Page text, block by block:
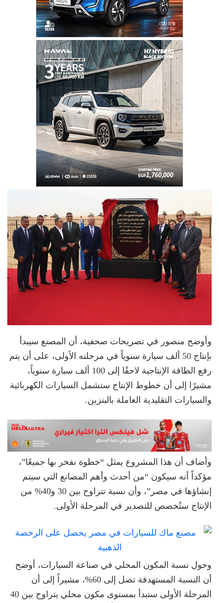
وأوضح منصور في تصريحات صحفية، أن المصنع سيبدأ
بإنتاج 50 ألف سيارة سنوياً في مرحلته الأولى، على أن يتم
رفع الطاقة الإنتاجية لاحقًا إلى 100 ألف سيارة سنوياً،
مشيرًا إلى أن خطوط الإنتاج ستشمل السيارات الكهربائية
والسيارات التقليدية العاملة بالبنزين.
وأضاف أن هذا المشروع يمثل “خطوة نفخر بها جميعًا”،
مؤكداً أنه سيكون “من أحدث وأهم المصانع التي سيتم
إنشاؤها في مصر”، وأن نسبة تتراوح بين 30 و40% من
الإنتاج ستُخصص للتصدير في المرحلة الأولى.
وحول نسبة المكون المحلي في صناعة السيارات، أوضح
أن النسبة المستهدفة تصل إلى 60%، مشيراً إلى أن
المرحلة الأولى ستبدأ بمستوى مكون محلي يتراوح بين 40